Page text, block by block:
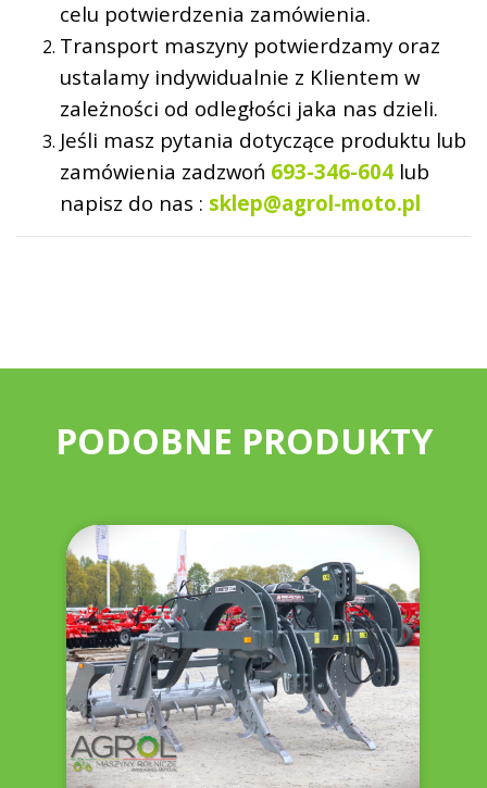
celu potwierdzenia zamówienia.
Transport maszyny potwierdzamy oraz
ustalamy indywidualnie z Klientem w
zależności od odległości jaka nas dzieli.
Jeśli masz pytania dotyczące produktu lub
zamówienia zadzwoń 693-346-604 lub
napisz do nas : sklep@agrol-moto.pl
PODOBNE PRODUKTY